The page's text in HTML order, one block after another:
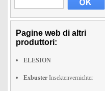
Pagine web di altri
produttori:
ELESION
Exbuster Insektenvernichter